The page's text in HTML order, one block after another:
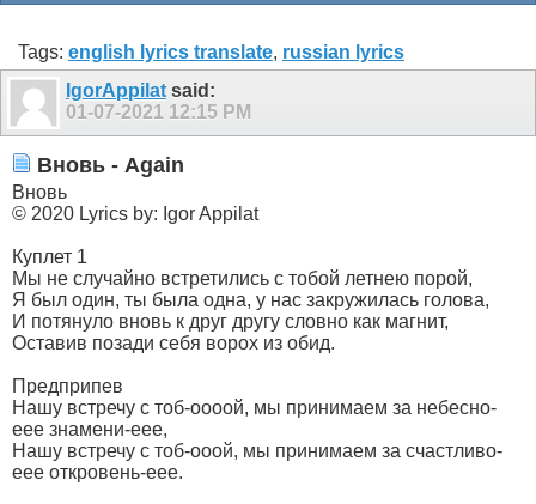
Tags: english lyrics translate, russian lyrics
IgorAppilat said:
01-07-2021 12:15 PM
Вновь - Again
Вновь
© 2020 Lyrics by: Igor Appilat
Куплет 1
Мы не случайно встретились с тобой летнею порой,
Я был один, ты была одна, у нас закружилась голова,
И потянуло вновь к друг другу словно как магнит,
Оставив позади себя ворох из обид.
Предприпев
Нашу встречу с тоб-оооой, мы принимаем за небесно-
еее знамени-еее,
Нашу встречу с тоб-ооой, мы принимаем за счастливо-
еее откровень-еее.